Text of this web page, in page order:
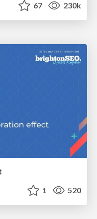
67 230k
1 520